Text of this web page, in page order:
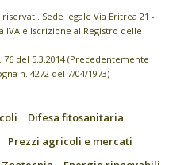
Sede legale Via Eritrea 21 -
IVA e Iscrizione al Registro delle
del 5.3.2014 (Precedentemente
n. 4272 del 7/04/1973)
Difesa fitosanitaria
Prezzi agricoli e mercati